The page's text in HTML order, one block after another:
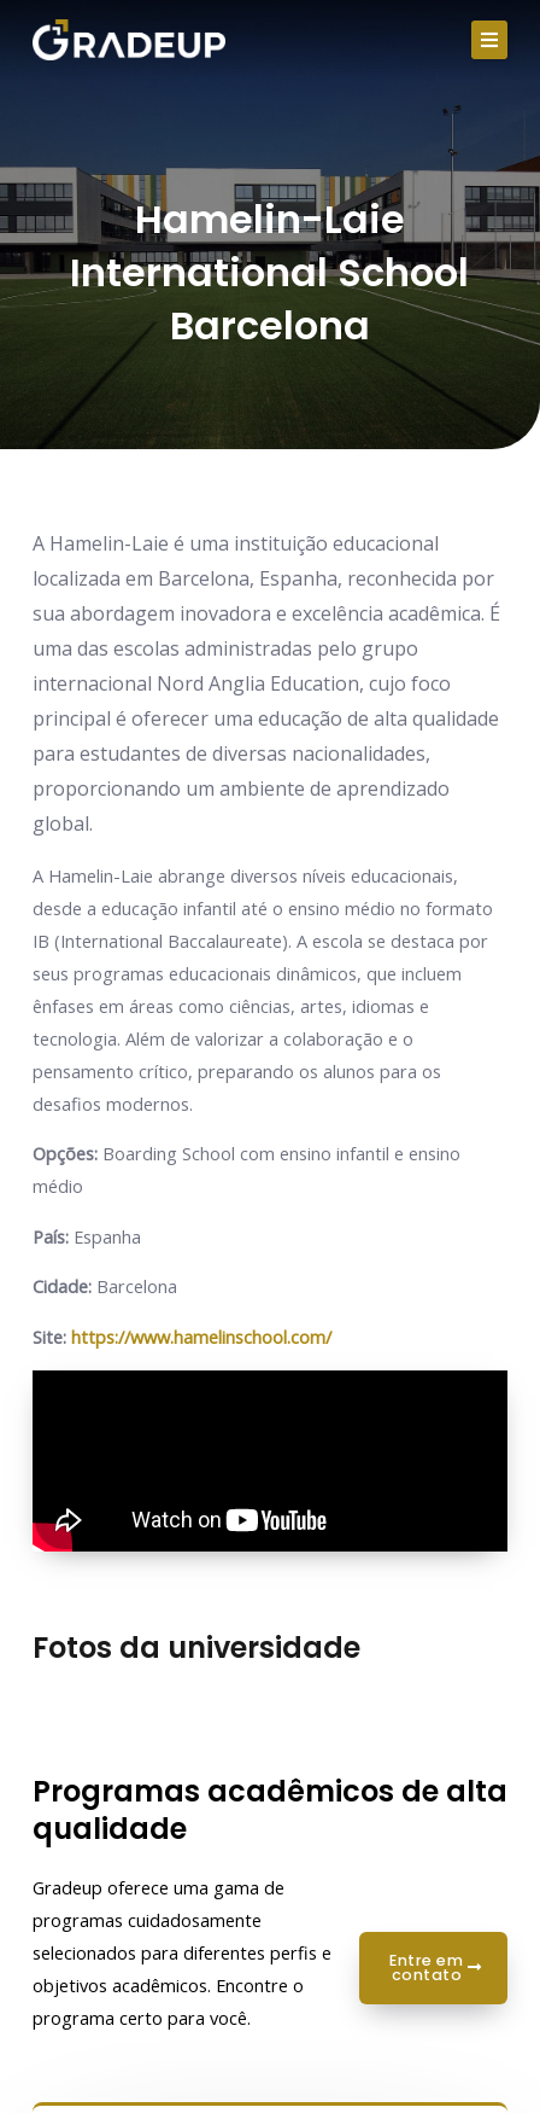
para
Hamelin-Laie
International School
Barcelona
A Hamelin-Laie é uma instituição educacional
localizada em Barcelona, Espanha, reconhecida por
sua abordagem inovadora e excelência acadêmica. É
uma das escolas administradas pelo grupo
internacional Nord Anglia Education, cujo foco
principal é oferecer uma educação de alta qualidade
para estudantes de diversas nacionalidades,
proporcionando um ambiente de aprendizado
global.
A Hamelin-Laie abrange diversos níveis educacionais,
desde a educação infantil até o ensino médio no formato
IB (International Baccalaureate). A escola se destaca por
seus programas educacionais dinâmicos, que incluem
ênfases em áreas como ciências, artes, idiomas e
tecnologia. Além de valorizar a colaboração e o
pensamento crítico, preparando os alunos para os
desafios modernos.
Opções:Boarding School com ensino infantil e ensino
médio
País:Espanha
Cidade:Barcelona
Site: https://www.hamelinschool.com/
Fotos da universidade
Programas acadêmicos de alta
qualidade
Gradeup oferece uma gama de
programas cuidadosamente
selecionados para diferentes perfis e
objetivos acadêmicos. Encontre o
programa certo para você.
entre em
contato